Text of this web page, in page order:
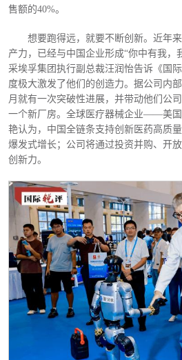
售额的40%。
想要跑得远，就要不断创新。近年
产力，已经与中国企业形成“你中有我，
采埃孚集团执行副总裁汪润怡告诉《国
度极大激发了他们的创造力。据公司内
月就有一次突破性进展，并带动他们公
一个新厂房。全球医疗器械企业——美
艳认为，中国全链条支持创新医药高质
爆发式增长；公司将通过投资并购、开
创新力。